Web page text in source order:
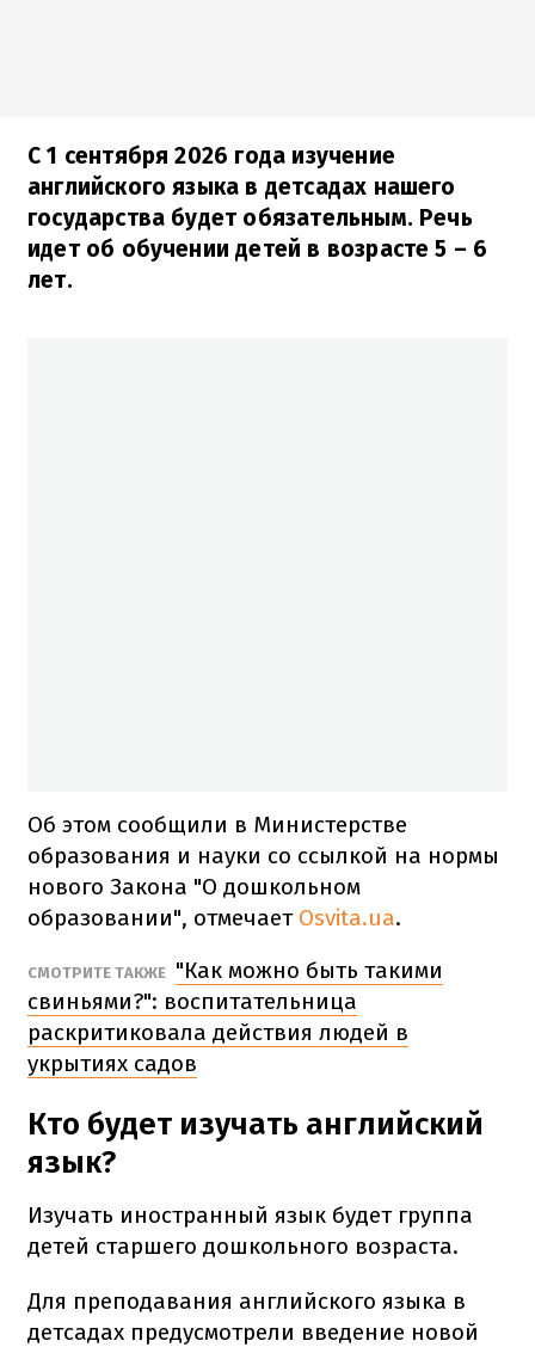
С 1 сентября 2026 года изучение
английского языка в детсадах нашего
государства будет обязательным. Речь
идет об обучении детей в возрасте 5 – 6
лет.
Об этом сообщили в Министерстве
образования и науки со ссылкой на нормы
нового Закона "О дошкольном
образовании", отмечает Osvita.ua.
СМОТРИТЕ ТАКЖЕ "Как можно быть такими
свиньями?": воспитательница
раскритиковала действия людей в
укрытиях садов
Кто будет изучать английский
язык?
Изучать иностранный язык будет группа
детей старшего дошкольного возраста.
Для преподавания английского языка в
детсадах предусмотрели введение новой